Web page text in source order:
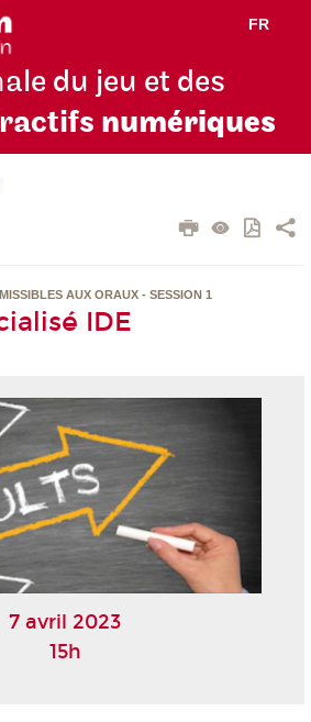
FR
ale du jeu et des
numériques
AUX ORAUX - SESSION 1
IDE
7 avril 2023
15h